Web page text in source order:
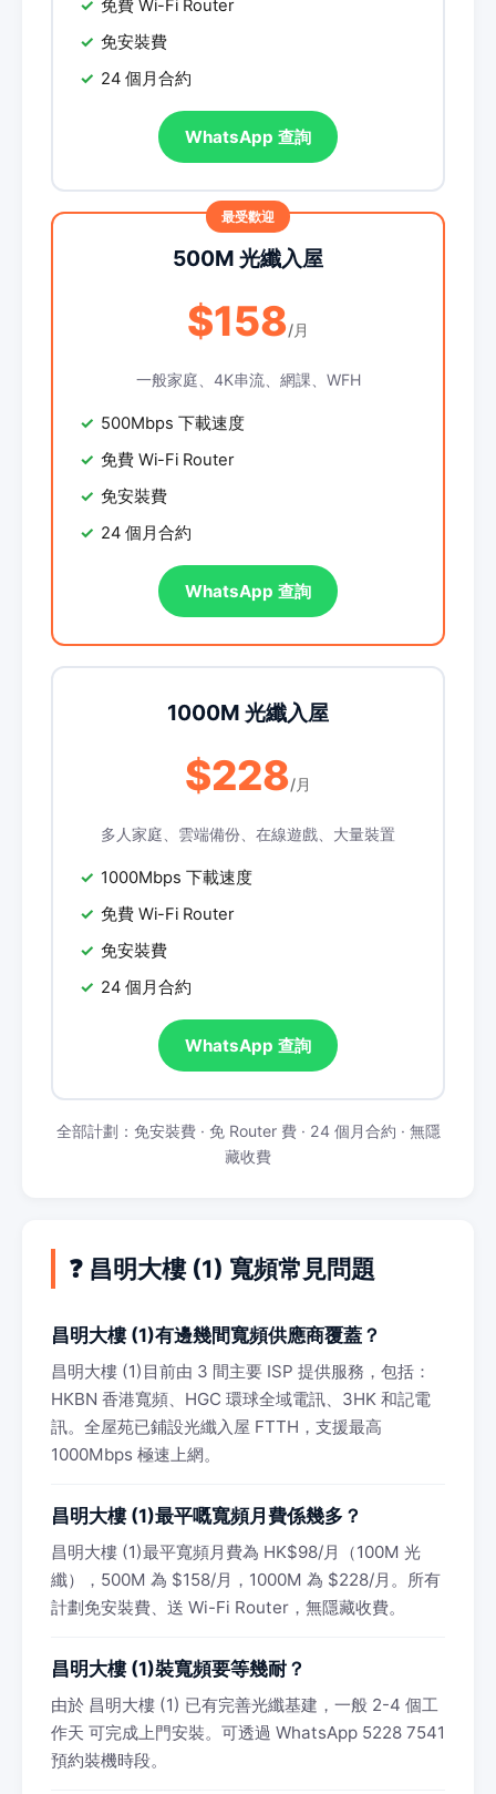
免費 Wi-Fi Router
免安裝費
24 個月合約
WhatsApp 查詢
500M 光纖入屋
$158/月
一般家庭、4K串流、網課、WFH
500Mbps 下載速度
免費 Wi-Fi Router
免安裝費
24 個月合約
WhatsApp 查詢
1000M 光纖入屋
$228/月
多人家庭、雲端備份、在線遊戲、大量裝置
1000Mbps 下載速度
免費 Wi-Fi Router
免安裝費
24 個月合約
WhatsApp 查詢
全部計劃：免安裝費 · 免 Router 費 · 24 個月合約 · 無隱
藏收費
❓ 昌明大樓 (1) 寬頻常見問題
昌明大樓 (1)有邊幾間寬頻供應商覆蓋？
昌明大樓 (1)目前由 3 間主要 ISP 提供服務，包括：
HKBN 香港寬頻、HGC 環球全域電訊、3HK 和記電
訊。全屋苑已鋪設光纖入屋 FTTH，支援最高
1000Mbps 極速上網。
昌明大樓 (1)最平嘅寬頻月費係幾多？
昌明大樓 (1)最平寬頻月費為 HK$98/月（100M 光
纖），500M 為 $158/月，1000M 為 $228/月。所有
計劃免安裝費、送 Wi-Fi Router，無隱藏收費。
昌明大樓 (1)裝寬頻要等幾耐？
由於 昌明大樓 (1) 已有完善光纖基建，一般 2-4 個工
作天 可完成上門安裝。可透過 WhatsApp 5228 7541
預約裝機時段。